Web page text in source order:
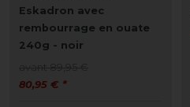
Eskadron avec
rembourrage en ouate
240g - noir
80,95 € *